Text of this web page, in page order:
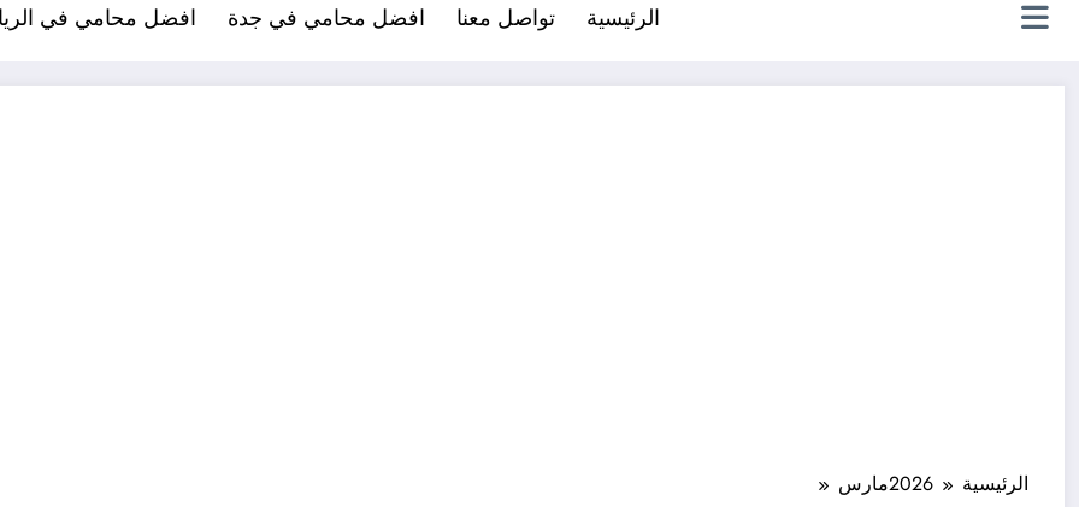
الرئيسية تواصل معنا افضل محامي في جدة افضل محامي في
الرئيسية 2026مارس